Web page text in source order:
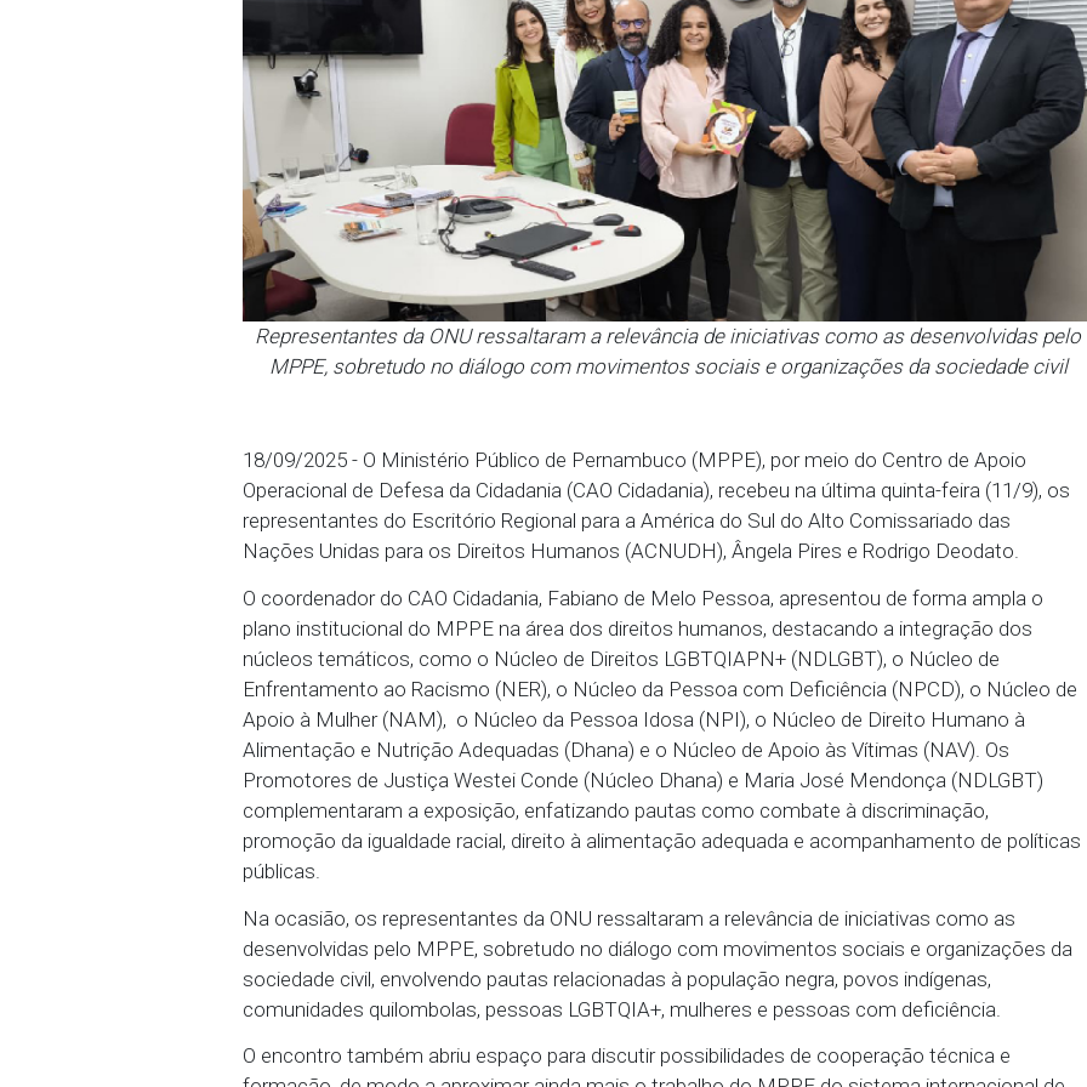
Representantes da ONU ressaltaram a relevância de iniciativas como as
MPPE, sobretudo no diálogo com movimentos sociais e organizações
18/09/2025 - O Ministério Público de Pernambuco (MPPE), por meio do
Operacional de Defesa da Cidadania (CAO Cidadania), recebeu na última
representantes do Escritório Regional para a América do Sul do Alto
Nações Unidas para os Direitos Humanos (ACNUDH), Ângela Pires e
O coordenador do CAO Cidadania, Fabiano de Melo Pessoa, apresentou de
plano institucional do MPPE na área dos direitos humanos, destacando a
núcleos temáticos, como o Núcleo de Direitos LGBTQIAPN+ (NDLGBT), o
Enfrentamento ao Racismo (NER), o Núcleo da Pessoa com Deficiência
Apoio à Mulher (NAM), o Núcleo da Pessoa Idosa (NPI), o Núcleo de
Alimentação e Nutrição Adequadas (Dhana) e o Núcleo de Apoio às Vítimas
Promotores de Justiça Westei Conde (Núcleo Dhana) e Maria José
complementaram a exposição, enfatizando pautas como combate à